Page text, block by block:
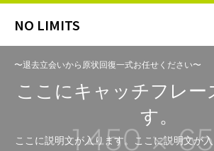
NO LIMITS
〜退去立会いから原状回復一式お任せください〜
ここにキャッチフレー
す。
ここに説明文が入ります。ここに説明文が